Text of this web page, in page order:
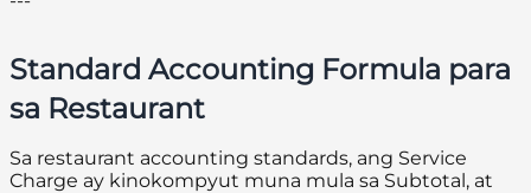
Standard Accounting Formula para
sa Restaurant
Sa restaurant accounting standards, ang Service
Charge ay kinokompyut muna mula sa Subtotal, at